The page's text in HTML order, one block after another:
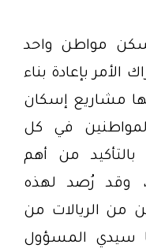
مواطن واحد
بإعادة بناء
مشاريع إسكان
في كل
من أهم
وقد رُصد لهذه
من الريالات من
يا سيدي المسؤول